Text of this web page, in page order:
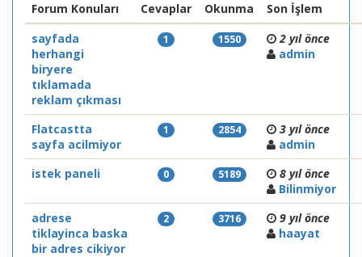
Forum Konuları Cevaplar Okunma
Son İşlem
sayfada
herhangi
biryere
tıklamada
reklam çıkması
1 1550
2 yıl önce
admin
Flatcastta
sayfa acilmiyor
1 2854
3 yıl önce
admin
istek paneli
0 5189
8 yıl önce
Bilinmiyor
adrese
tiklayinca baska
bir adres cikiyor
2 3716
9 yıl önce
haayat